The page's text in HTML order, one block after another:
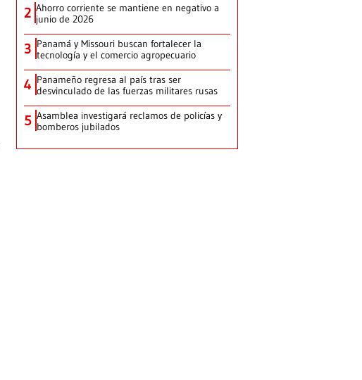
2 Ahorro corriente se mantiene en negativo a
junio de 2026
3 Panamá y Missouri buscan fortalecer la
tecnología y el comercio agropecuario
4 Panameño regresa al país tras ser
desvinculado de las fuerzas militares rusas
5 Asamblea investigará reclamos de policías y
bomberos jubilados